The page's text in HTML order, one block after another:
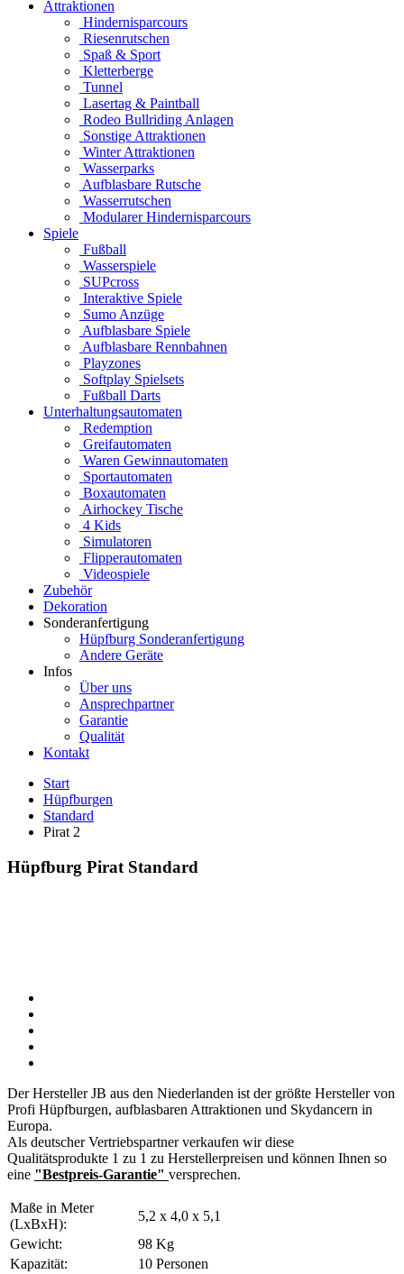
Attraktionen
Hindernisparcours
Riesenrutschen
Spaß & Sport
Kletterberge
Tunnel
Lasertag & Paintball
Rodeo Bullriding Anlagen
Sonstige Attraktionen
Winter Attraktionen
Wasserparks
Aufblasbare Rutsche
Wasserrutschen
Modularer Hindernisparcours
Spiele
Fußball
Wasserspiele
SUPcross
Interaktive Spiele
Sumo Anzüge
Aufblasbare Spiele
Aufblasbare Rennbahnen
Playzones
Softplay Spielsets
Fußball Darts
Unterhaltungsautomaten
Redemption
Greifautomaten
Waren Gewinnautomaten
Sportautomaten
Boxautomaten
Airhockey Tische
4 Kids
Simulatoren
Flipperautomaten
Videospiele
Zubehör
Dekoration
Sonderanfertigung
Hüpfburg Sonderanfertigung
Andere Geräte
Infos
Über uns
Ansprechpartner
Garantie
Qualität
Kontakt
Start
Hüpfburgen
Standard
Pirat 2
Hüpfburg Pirat Standard
Der Hersteller JB aus den Niederlanden ist der größte Hersteller von
Profi Hüpfburgen, aufblasbaren Attraktionen und Skydancern in
Europa.
Als deutscher Vertriebspartner verkaufen wir diese
Qualitätsprodukte 1 zu 1 zu Herstellerpreisen und können Ihnen so
eine "Bestpreis-Garantie" versprechen.
Maße in Meter
(LxBxH):
5,2 x 4,0 x 5,1
Gewicht:
98 Kg
Kapazität:
10 Personen